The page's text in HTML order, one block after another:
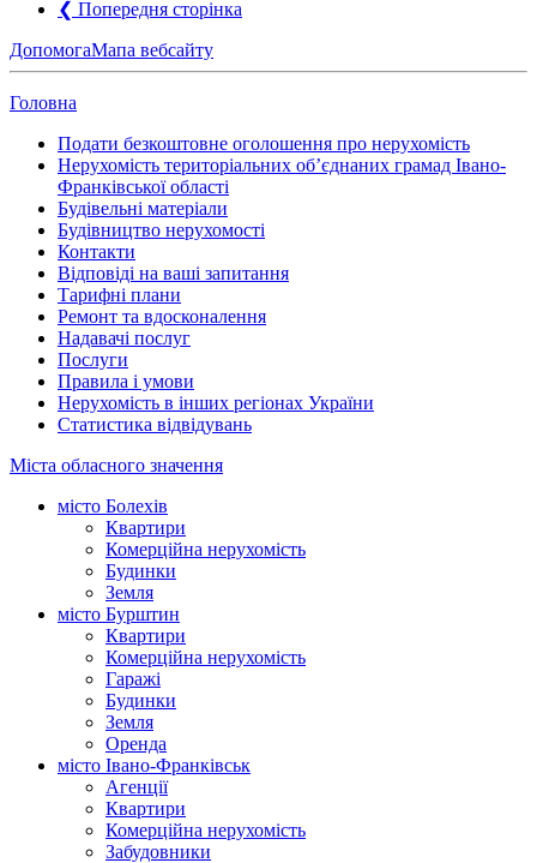
❮ Попередня сторінка
ДопомогаМапа вебсайту
Головна
Подати безкоштовне оголошення про нерухомість
Нерухомість територіальних об’єднаних грамад Івано-
Франківської області
Будівельні матеріали
Будівництво нерухомості
Контакти
Відповіді на ваші запитання
Тарифні плани
Ремонт та вдосконалення
Надавачі послуг
Послуги
Правила і умови
Нерухомість в інших регіонах України
Статистика відвідувань
Міста обласного значення
місто Болехів
Квартири
Комерційна нерухомість
Будинки
Земля
місто Бурштин
Квартири
Комерційна нерухомість
Гаражі
Будинки
Земля
Оренда
місто Івано-Франківськ
Агенції
Квартири
Комерційна нерухомість
Забудовники